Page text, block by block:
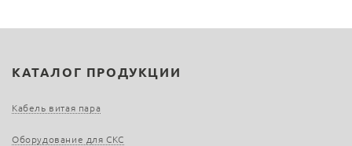
КАТАЛОГ ПРОДУКЦИИ
Кабель витая пара
Оборудование для СКС